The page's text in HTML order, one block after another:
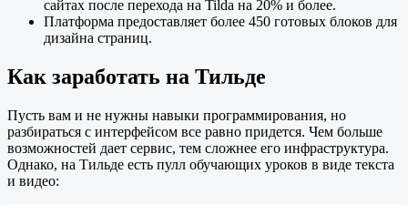
сайтах после перехода на Tilda на 20% и более.
Платформа предоставляет более 450 готовых блоков для
дизайна страниц.
Как заработать на Тильде
Пусть вам и не нужны навыки программирования, но
разбираться с интерфейсом все равно придется. Чем больше
возможностей дает сервис, тем сложнее его инфраструктура.
Однако, на Тильде есть пулл обучающих уроков в виде текста
и видео: